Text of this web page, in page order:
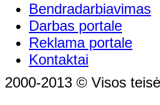
Bendradarbiavimas
Darbas portale
Reklama portale
Kontaktai
2000-2013 © Visos